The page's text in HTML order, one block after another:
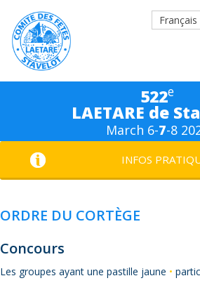
Français
522e
LAETARE de
March 6-7-8
INFOS
ORDRE DU CORTÈGE
Concours
Les groupes ayant une pastille jaune •